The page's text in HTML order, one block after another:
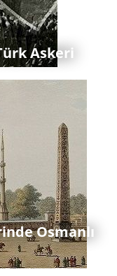
Askeri
Osmanlı